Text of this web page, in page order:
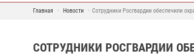
Главная Новости Сотрудники Росгвардии обеспечили
СОТРУДНИКИ РОСГВАРДИИ